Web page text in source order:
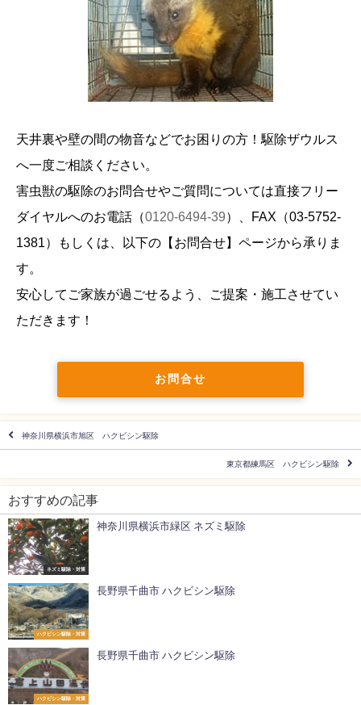
天井裏や壁の間の物音などでお困りの方！駆除ザウルス
へ一度ご相談ください。
害虫獣の駆除のお問合せやご質問については直接フリー
ダイヤルへのお電話（0120-6494-39）、FAX（03-5752-
1381 ）もしくは、以下の【お問合せ】ページから承りま
す。
安心してご家族が過ごせるよう、ご提案・施工させてい
ただきます！
お問合せ
神奈川県横浜市旭区 ハクビシン駆除
東京都練馬区 ハクビシン駆除
おすすめの記事
ネズミ駆除・対策
神奈川県横浜市緑区 ネズミ駆除
ハクビシン駆除・対策
長野県千曲市 ハクビシン駆除
ハクビシン駆除・対策
長野県千曲市 ハクビシン駆除